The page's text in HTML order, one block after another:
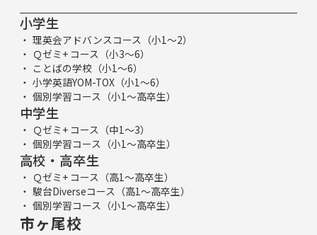
小学生
理英会アドバンスコース（小1～2）
Ｑゼミ+ コース（小3～6）
ことばの学校（小1～6）
小学英語YOM-TOX（小1～6）
個別学習コース（小1～高卒生）
中学生
Ｑゼミ+ コース（中1～3）
個別学習コース（小1～高卒生）
高校・高卒生
Ｑゼミ+ コース（高1～高卒生）
駿台Diverseコース（高1～高卒生）
個別学習コース（小1～高卒生）
市ヶ尾校